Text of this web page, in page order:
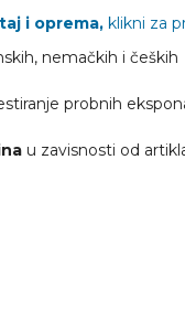
i oprema, klikni za
nemačkih i čeških
probnih
u zavisnosti od